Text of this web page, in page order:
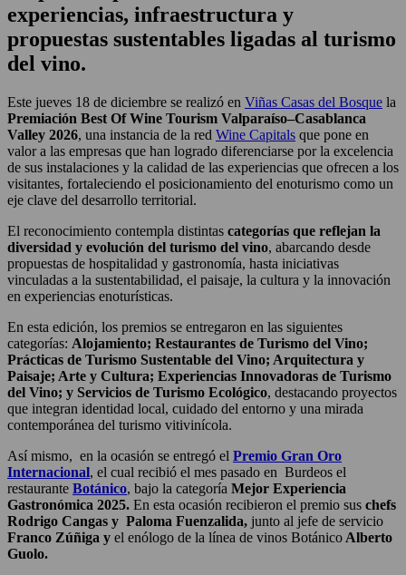
experiencias, infraestructura y
propuestas sustentables ligadas al turismo
del vino.
Este jueves 18 de diciembre se realizó en Viñas Casas del Bosque la
Premiación Best Of Wine Tourism Valparaíso–Casablanca
Valley 2026, una instancia de la red Wine Capitals que pone en
valor a las empresas que han logrado diferenciarse por la excelencia
de sus instalaciones y la calidad de las experiencias que ofrecen a los
visitantes, fortaleciendo el posicionamiento del enoturismo como un
eje clave del desarrollo territorial.
El reconocimiento contempla distintas categorías que reflejan la
diversidad y evolución del turismo del vino, abarcando desde
propuestas de hospitalidad y gastronomía, hasta iniciativas
vinculadas a la sustentabilidad, el paisaje, la cultura y la innovación
en experiencias enoturísticas.
En esta edición, los premios se entregaron en las siguientes
categorías: Alojamiento; Restaurantes de Turismo del Vino;
Prácticas de Turismo Sustentable del Vino; Arquitectura y
Paisaje; Arte y Cultura; Experiencias Innovadoras de Turismo
del Vino; y Servicios de Turismo Ecológico, destacando proyectos
que integran identidad local, cuidado del entorno y una mirada
contemporánea del turismo vitivinícola.
Así mismo, en la ocasión se entregó el Premio Gran Oro
Internacional, el cual recibió el mes pasado en Burdeos el
restaurante Botánico, bajo la categoría Mejor Experiencia
Gastronómica 2025. En esta ocasión recibieron el premio sus chefs
Rodrigo Cangas y Paloma Fuenzalida, junto al jefe de servicio
Franco Zúñiga y el enólogo de la línea de vinos Botánico Alberto
Guolo.